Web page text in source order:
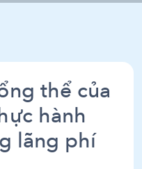
thể của
hành
lãng phí